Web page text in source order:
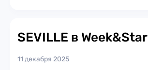
SEVILLE в Week&Star
11 декабря 2025